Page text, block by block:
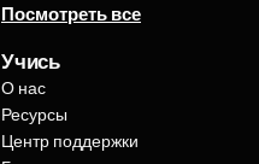
Посмотреть все
Учись
О нас
Ресурсы
Центр поддержки